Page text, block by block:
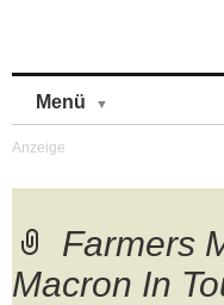
Menü
Farmers
Macron In